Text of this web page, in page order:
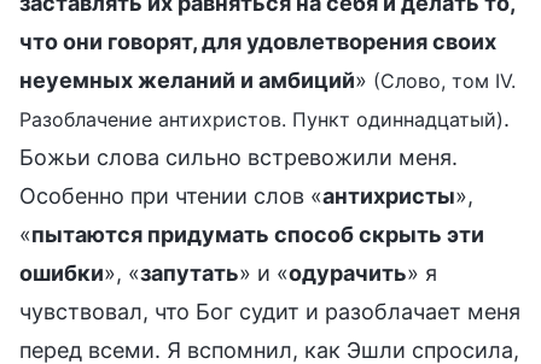
что они говорят, для удовлетворения своих
неуемных желаний и амбиций» (Слово, том IV.
Разоблачение антихристов. Пункт одиннадцатый).
Божьи слова сильно встревожили меня.
Особенно при чтении слов «антихристы»,
«пытаются придумать способ скрыть эти
ошибки», «запутать» и «одурачить» я
чувствовал, что Бог судит и разоблачает меня
перед всеми. Я вспомнил, как Эшли спросила,